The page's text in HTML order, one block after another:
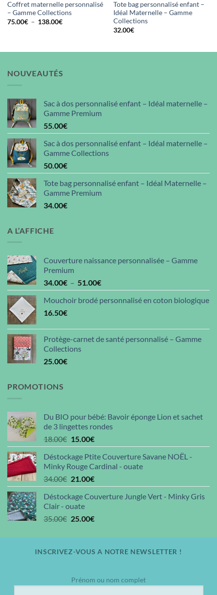
Coffret maternelle personnalisé
– Gamme Collections
75.00€ – 138.00€Plage
138.00€
Tote bag personnalisé enfant –
Idéal Maternelle – Gamme
Collections
32.00€
NOUVEAUTÉS
Sac à dos personnalisé enfant – Idéal maternelle –
Gamme Premium
55.00€
Sac à dos personnalisé enfant – Idéal maternelle –
Gamme Collections
50.00€
Tote bag personnalisé enfant – Idéal Maternelle –
Gamme Premium
34.00€
A L’AFFICHE
Couverture naissance personnalisée – Gamme
Premium
34.00€ – 51.00€Plage
de
prix :
Mouchoir brodé personnalisé en coton biologique
16.50€
Protège-carnet de santé personnalisé – Gamme
Collections
25.00€
PROMOTIONS
Du BIO pour bébé: Bavoir éponge Lion et sachet
de 3 lingettes rondes
18.00€ Le
prix
initial
était :
18.00€.
15.00€Le
prix
actuel
est :
15.00€.
Déstockage Ptite Couverture Savane NOËL -
Minky Rouge Cardinal - ouate
34.00€ Le
prix
initial
était :
34.00€.
21.00€Le
prix
actuel
21.00€.
Déstockage Couverture Jungle Vert - Minky Gris
Clair - ouate
35.00€ Le
initial
était :
25.00€Le
actuel
est :
INSCRIVEZ-VOUS A NOTRE NEWSLETTER !
Prénom ou nom complet